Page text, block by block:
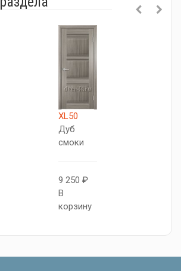
XL50
Дуб
смоки
9 250 ₽
В
корзину